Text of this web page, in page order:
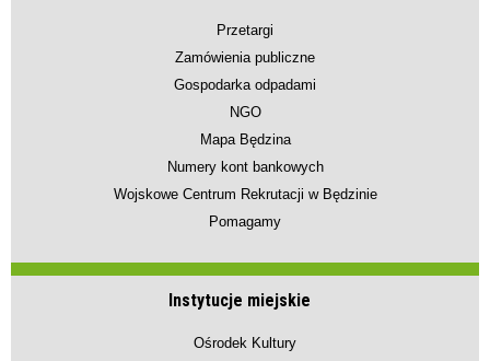
Przetargi
Zamówienia publiczne
Gospodarka odpadami
NGO
Mapa Będzina
Numery kont bankowych
Wojskowe Centrum Rekrutacji w Będzinie
Pomagamy
Instytucje miejskie
Ośrodek Kultury